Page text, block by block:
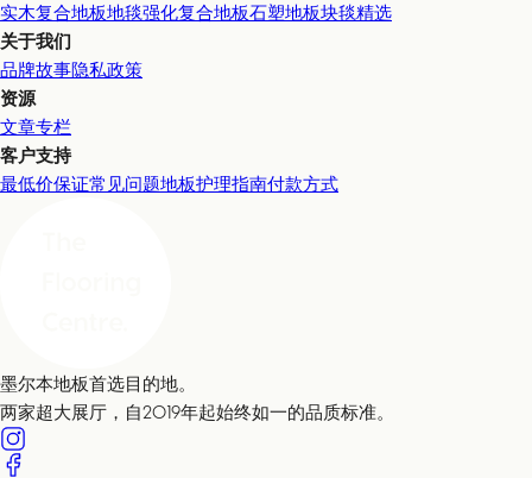
实木复合地板地毯强化复合地板石塑地板块毯精选
关于我们
品牌故事隐私政策
资源
文章专栏
客户支持
最低价保证常见问题地板护理指南付款方式
墨尔本地板首选目的地。
两家超大展厅，自2019年起始终如一的品质标准。